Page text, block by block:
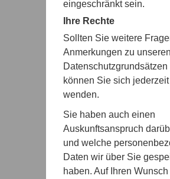
eingeschränkt sein.
Ihre Rechte
Sollten Sie weitere
Anmerkungen zu unseren
Datenschutzgrundsätzen
können Sie sich
wenden.
Sie haben auch einen
Auskunftsanspruch
und welche
Daten wir über Sie
haben. Auf Ihren